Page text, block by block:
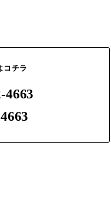
コチラ
4663